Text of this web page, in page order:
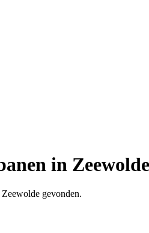
in Zeewolde
gevonden.